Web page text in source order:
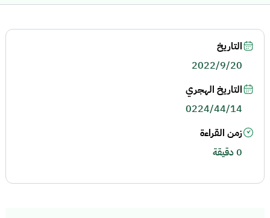
التاريخ
2022/9/20
التاريخ الهجري
0224/44/14
زمن القراءة
0 دقيقة